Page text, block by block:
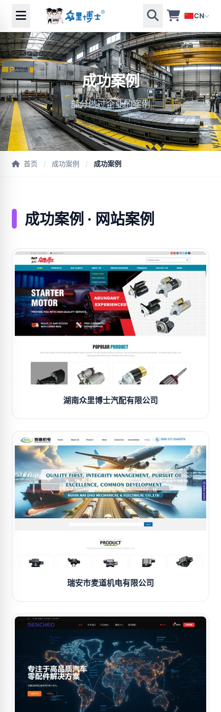
CN
成功案例
部分做过企业的案例
首页 / 成功案例 / 成功案例
成功案例 · 网站案例
湖南众里博士汽配有限公司
瑞安市麦道机电有限公司